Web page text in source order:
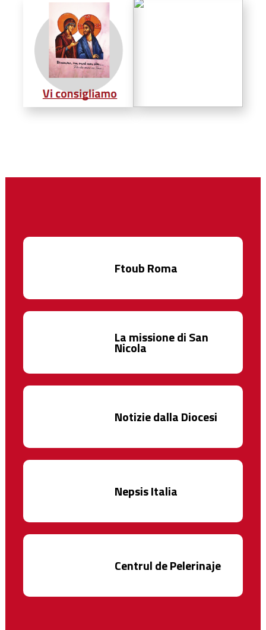
Ftoub Roma
La missione di San
Nicola
Notizie dalla Diocesi
Nepsis Italia
Centrul de Pelerinaje